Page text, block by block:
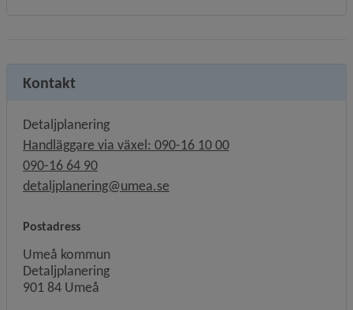
Kontakt
Detaljplanering
Handläggare via växel: 090-16 10 00
090-16 64 90
detaljplanering@umea.se
Postadress
Umeå kommun
Detaljplanering
901 84 Umeå